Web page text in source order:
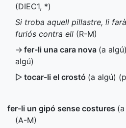
(DIEC1, *)
Si troba aquell pillastre, li
furiós contra ell (R-M)
→ fer-li una cara nova (a algú)
algú)
▷ tocar-li el crostó (a algú) (
fer-li un gipó sense costures
(A-M)